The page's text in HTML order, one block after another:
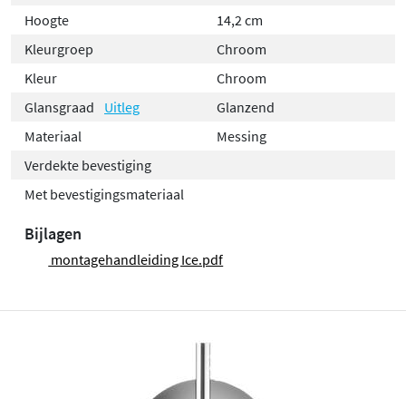
Hoogte
14,2 cm
Kleurgroep
Chroom
Kleur
Chroom
Glansgraad
Uitleg
Glanzend
Materiaal
Messing
Verdekte bevestiging
Met bevestigingsmateriaal
Bijlagen
montagehandleiding Ice.pdf